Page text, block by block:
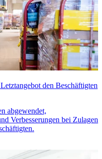
den Beschäftigten
abgewendet,
Verbesserungen bei Zulagen